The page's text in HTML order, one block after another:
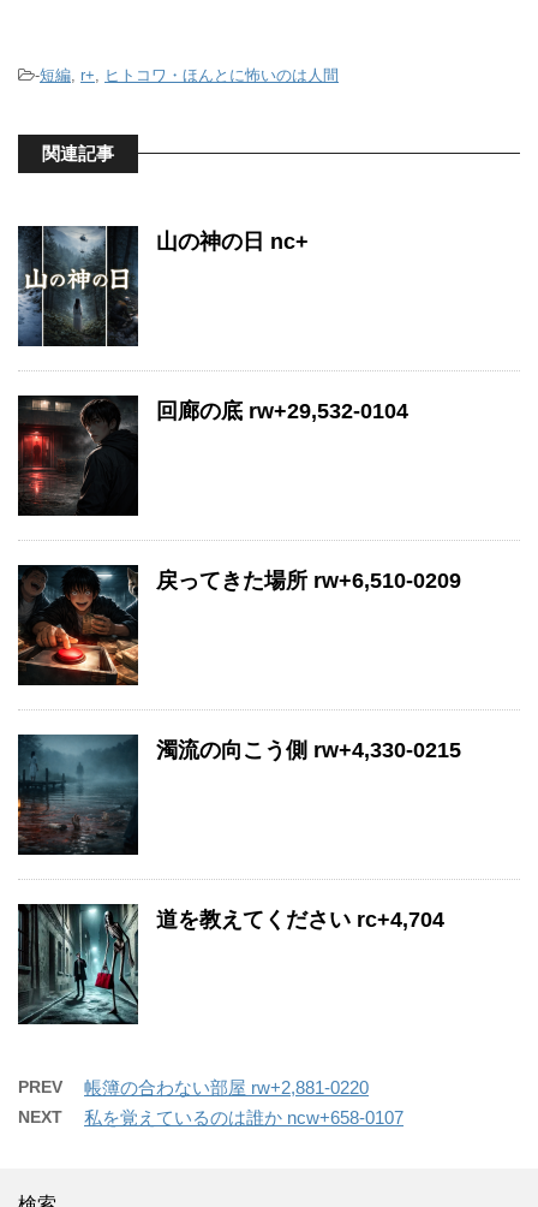
-短編 r+ ヒトコワ・ほんとに怖いのは人間
関連記事
山の神の日 nc+
回廊の底 rw+29,532-0104
戻ってきた場所 rw+6,510-0209
濁流の向こう側 rw+4,330-0215
道を教えてください rc+4,704
PREV 帳簿の合わない部屋 rw+2,881-0220
NEXT 私を覚えているのは誰か ncw+658-0107